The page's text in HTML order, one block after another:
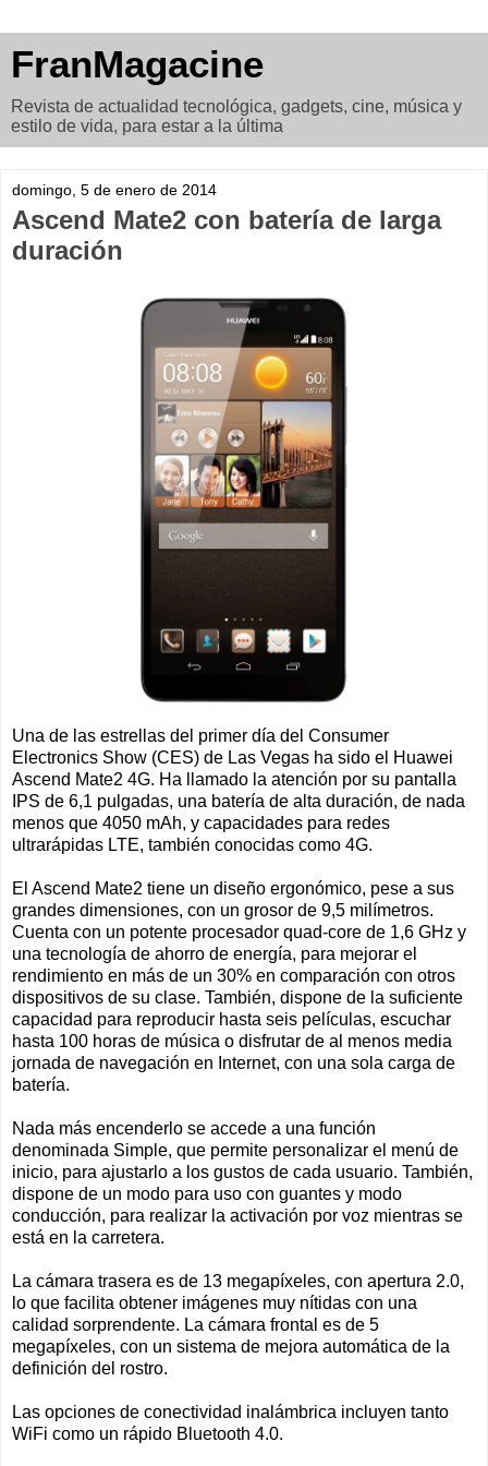
FranMagacine
Revista de actualidad tecnológica, gadgets, cine, música y
estilo de vida, para estar a la última
domingo, 5 de enero de 2014
Ascend Mate2 con batería de larga
duración
Una de las estrellas del primer día del Consumer
Electronics Show (CES) de Las Vegas ha sido el Huawei
Ascend Mate2 4G. Ha llamado la atención por su pantalla
IPS de 6,1 pulgadas, una batería de alta duración, de nada
menos que 4050 mAh, y capacidades para redes
ultrarápidas LTE, también conocidas como 4G.
El Ascend Mate2 tiene un diseño ergonómico, pese a sus
grandes dimensiones, con un grosor de 9,5 milímetros.
Cuenta con un potente procesador quad-core de 1,6 GHz y
una tecnología de ahorro de energía, para mejorar el
rendimiento en más de un 30% en comparación con otros
dispositivos de su clase. También, dispone de la suficiente
capacidad para reproducir hasta seis películas, escuchar
hasta 100 horas de música o disfrutar de al menos media
jornada de navegación en Internet, con una sola carga de
batería.
Nada más encenderlo se accede a una función
denominada Simple, que permite personalizar el menú de
inicio, para ajustarlo a los gustos de cada usuario. También,
dispone de un modo para uso con guantes y modo
conducción, para realizar la activación por voz mientras se
está en la carretera.
La cámara trasera es de 13 megapíxeles, con apertura 2.0,
lo que facilita obtener imágenes muy nítidas con una
calidad sorprendente. La cámara frontal es de 5
megapíxeles, con un sistema de mejora automática de la
definición del rostro.
Las opciones de conectividad inalámbrica incluyen tanto
WiFi como un rápido Bluetooth 4.0.